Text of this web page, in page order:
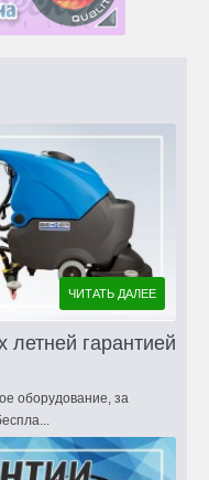
ЧИТАТЬ ДАЛЕЕ
гарантией
оборудование, за